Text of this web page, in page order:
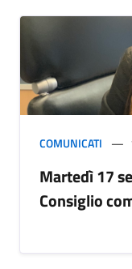
COMUNICATI
Martedì 17
Consiglio